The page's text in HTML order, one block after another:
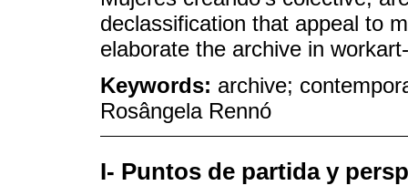
declassification that appeal to
elaborate the archive in
Keywords: archive;
Rosângela Rennó
I- Puntos de partida y